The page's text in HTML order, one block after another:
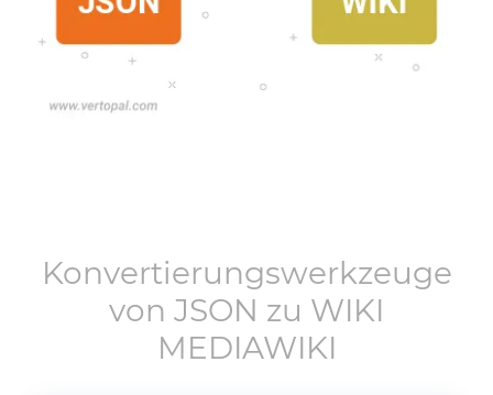
Konvertierungswerkzeuge
von JSON zu WIKI
MEDIAWIKI